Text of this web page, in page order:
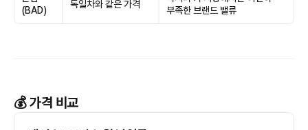
(BAD)
독일차와 같은 가격
부족한 브랜드 밸류
💰 가격 비교